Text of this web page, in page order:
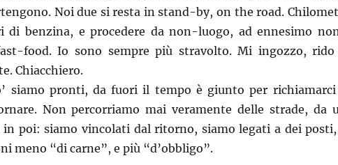
Noi due si resta in stand-by, on the road.
di benzina, e procedere da non-luogo, ad ennesimo
food. Io sono sempre più stravolto. Mi ingozzo, rido
Chiacchiero.
siamo pronti, da fuori il tempo è giunto per
Non percorriamo mai veramente delle strade, da
poi: siamo vincolati dal ritorno, siamo legati a dei
meno “di carne”, e più “d’obbligo”.